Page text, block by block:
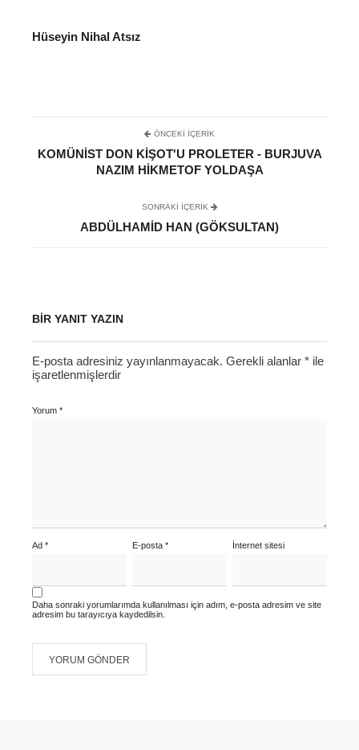
Hüseyin Nihal Atsız
ÖNCEKI İÇERIK
KOMÜNIST DON KIŞOT'U PROLETER - BURJUVA
NAZIM HIKMETOF YOLDAŞA
SONRAKI IÇERIK
ABDÜLHAMID HAN (GÖKSULTAN)
BIR YANIT YAZIN
E-posta adresiniz yayınlanmayacak. Gerekli alanlar * ile
işaretlenmişlerdir
Yorum *
Ad * E-posta* İnternet sitesi
Daha sonraki yorumlarımda kullanılması için adım, e-posta adresim ve site
adresim bu tarayıcıya kaydedilsin.